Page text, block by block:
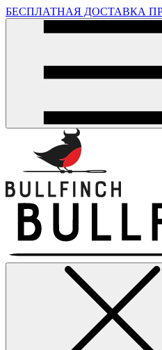
БЕСПЛАТНАЯ ДОСТАВКА